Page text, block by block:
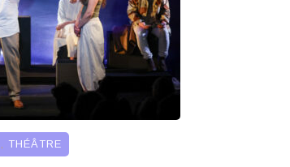
THÉÂTRE